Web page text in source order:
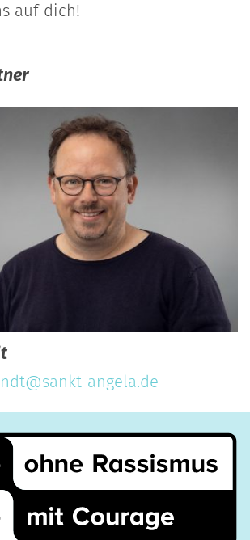
auf dich!
angela.de